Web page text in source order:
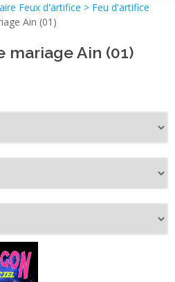
Feux d'artifice > Feu d'artifice
Ain (01)
mariage Ain (01)